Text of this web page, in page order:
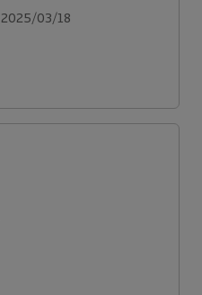
2025/03/18